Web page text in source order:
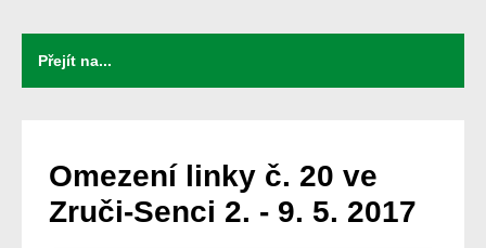
Omezení linky č. 20 ve
Zruči-Senci 2. - 9. 5. 2017